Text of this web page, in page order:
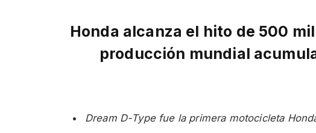
Honda alcanza el hito de 500
producción mundial
Dream D-Type fue la primera motocicleta